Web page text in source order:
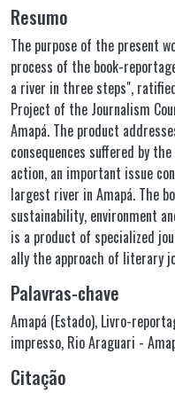
Resumo
The purpose of the present
process of the book-
a river in three steps",
Project of the Journalism
Amapá. The product
consequences suffered by
action, an important issue
largest river in Amapá. The
sustainability, environment
is a product of specialized
ally the approach of literary
Palavras-chave
Amapá (Estado), Livro-
impresso, Rio Araguari -
Citação